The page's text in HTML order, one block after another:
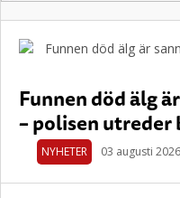
Funnen död älg
– polisen
NYHETER 03 augusti